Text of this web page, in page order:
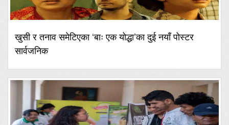
खुसी र तनाव समेटिएका ‘बाः एक योद्धा’का दुई नयाँ पोस्टर
सार्वजनिक